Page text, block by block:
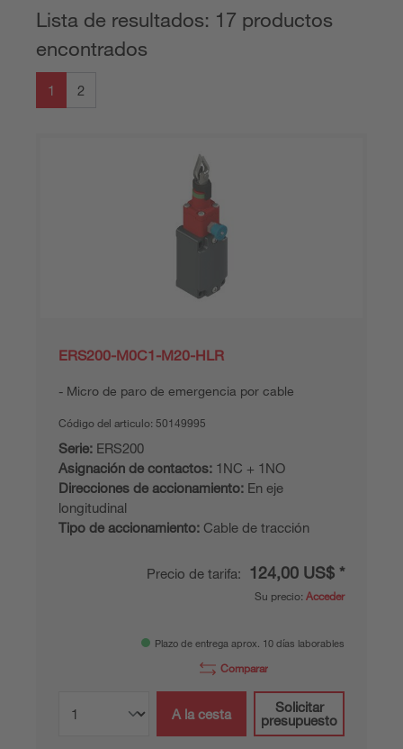
Lista de resultados: 17 productos
encontrados
1 2
ERS200-M0C1-M20-HLR
Micro de paro de emergencia por cable
Código del articulo: 50149995
Serie: ERS200
Asignación de contactos: 1NC + 1NO
Direcciones de accionamiento: En eje
longitudinal
Tipo de accionamiento: Cable de tracción
Precio de tarifa: 124,00 US$ *
Su precio: Acceder
Plazo de entrega aprox. 10 días laborables
Comparar
A la cesta
Solicitar
presupuesto